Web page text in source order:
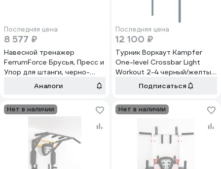
Последняя цена
8 577 ₽
Навесной тренажер
FerrumForce Брусья, Пресс и
Упор для штанги, черно-
красный F0010300-1
Аналоги
Последняя цена
12 100 ₽
Турник Воркаут Kampfer
One-level Crossbar Light
Workout 2-4 черный/желтый
K08815001Подписаться
Нет в наличии Нет в наличии